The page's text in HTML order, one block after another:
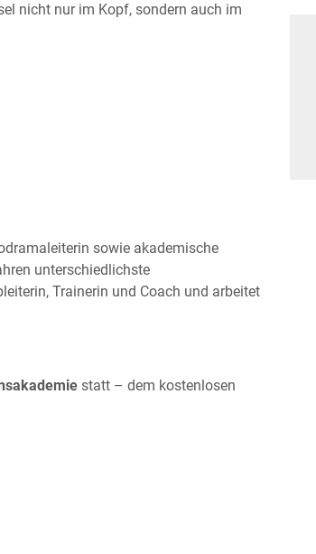
nicht nur im Kopf, sondern auch im
sowie akademische
unterschiedlichste
Trainerin und Coach und arbeitet
statt – dem kostenlosen